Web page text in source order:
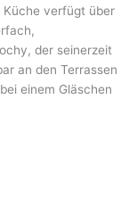
verfügt über
der seinerzeit
an den Terrassen
einem Gläschen